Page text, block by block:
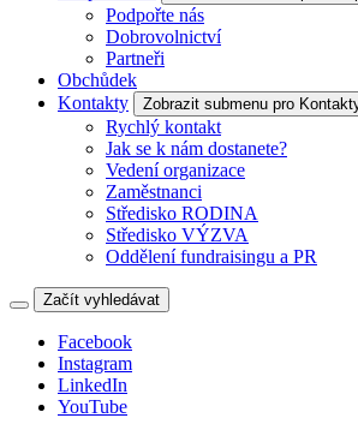
Podpořte nás
Dobrovolnictví
Partneři
Obchůdek
Kontakty
Zobrazit submenu pro
Rychlý kontakt
Jak se k nám dostanete?
Vedení organizace
Zaměstnanci
Středisko RODINA
Středisko VÝZVA
Oddělení fundraisingu a PR
Začít vyhledávat
Facebook
Instagram
LinkedIn
YouTube